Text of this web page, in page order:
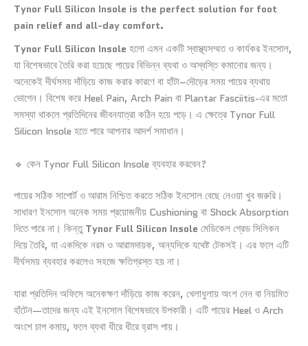
Tynor Full Silicon Insole is the perfect solution for foot
pain relief and all-day comfort.
Tynor Full Silicon Insole হলো এমন একটি স্বাস্থ্যসম্মত ও কার্যকর ইনসোল,
যা বিশেষভাবে তৈরি করা হয়েছে পায়ের বিভিন্ন ব্যথা ও অস্বস্তি কমানোর জন্য।
অনেকেই দীর্ঘসময় দাঁড়িয়ে কাজ করার কারণে বা হাঁটা–দৌড়ের সময় পায়ের ব্যথায়
ভোগেন। বিশেষ করে Heel Pain, Arch Pain বা Plantar Fasciitis-এর মতো
সমস্যা থাকলে প্রতিদিনের জীবনযাত্রা কঠিন হয়ে পড়ে। এ ক্ষেত্রে Tynor Full
Silicon Insole হতে পারে আপনার আদর্শ সমাধান।
🔹 কেন Tynor Full Silicon Insole ব্যবহার করবেন?
পায়ের সঠিক সাপোর্ট ও আরাম নিশ্চিত করতে সঠিক ইনসোল বেছে নেওয়া খুব জরুরি।
সাধারণ ইনসোল অনেক সময় প্রয়োজনীয় Cushioning বা Shock Absorption
দিতে পারে না। কিন্তুTynor Full Silicon Insole মেডিকেল গ্রেড সিলিকন
দিয়ে তৈরি, যা একদিকে নরম ও আরামদায়ক, অন্যদিকে যথেষ্ট টেকসই। এর ফলে এটি
দীর্ঘসময় ব্যবহার করলেও সহজে ক্ষতিগ্রস্ত হয় না।
যারা প্রতিদিন অফিসে অনেকক্ষণ দাঁড়িয়ে কাজ করেন, খেলাধুলায় অংশ নেন বা নিয়মিত
হাঁটেন—তাদের জন্য এই ইনসোল বিশেষভাবে উপকারী। এটি পায়ের Heel ও Arch
অংশে চাপ কমায়, ফলে ব্যথা ধীরে ধীরে হ্রাস পায়।